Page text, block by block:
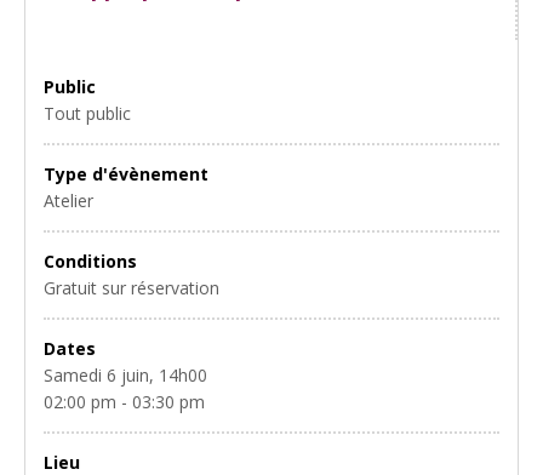
Public
Tout public
Type d'évènement
Atelier
Conditions
Gratuit sur réservation
Dates
Samedi 6 juin, 14h00
02:00 pm - 03:30 pm
Lieu